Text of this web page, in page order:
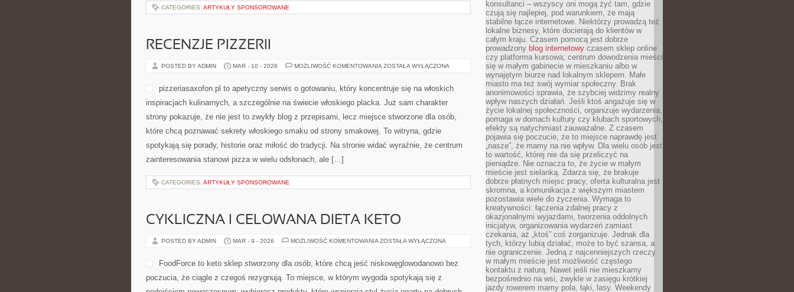
CATEGORIES: ARTYKUŁY SPONSOROWANE
RECENZJE PIZZERII
POSTED BY ADMIN MAR - 10 - 2026 MOŻLIWOŚĆ KOMENTOWANIA RECENZJE
ZOSTAŁA WYŁĄCZONA
pizzeriasaxofon.pl to apetyczny serwis o gotowaniu, który koncentruje się na włoskich
inspiracjach kulinarnych, a szczególnie na świecie włoskiego placka. Już sam charakter
strony pokazuje, że nie jest to zwykły blog z przepisami, lecz miejsce stworzone dla osób,
które chcą poznawać sekrety włoskiego smaku od strony smakowej. To witryna, gdzie
spotykają się porady, historie oraz miłość do tradycji. Na stronie widać wyraźnie, że centrum
zainteresowania stanowi pizza w wielu odsłonach, ale […]
CATEGORIES: ARTYKUŁY SPONSOROWANE
CYKLICZNA I CELOWANA DIETA KETO
POSTED BY ADMIN MAR - 9 - 2026 MOŻLIWOŚĆ KOMENTOWANIA CYKLICZNA
DIETA
KETO
ZOSTAŁA WYŁĄCZONA
FoodForce to keto sklep stworzony dla osób, które chcą jeść niskowęglowodanowo bez
poczucia, że ciągle z czegoś rezygnują. To miejsce, w którym wygoda spotykają się z
konsultanci – wszyscy oni mogą żyć tam, gdzie
czują się najlepiej, pod warunkiem, że mają
stabilne łącze internetowe. Niektórzy prowadzą też
lokalne biznesy, które docierają do klientów w
całym kraju. Czasem pomocą jest dobrze
prowadzony blog internetowy czasem sklep online
czy platforma kursowa; centrum dowodzenia mieści
się w małym gabinecie w mieszkaniu albo w
wynajętym biurze nad lokalnym sklepem. Małe
miasto ma też swój wymiar społeczny. Brak
anonimowości sprawia, że szybciej widzimy realny
wpływ naszych działań. Jeśli ktoś angażuje się w
życie lokalnej społeczności, organizuje wydarzenia,
pomaga w domach kultury czy klubach sportowych,
efekty są natychmiast zauważalne. Z czasem
pojawia się poczucie, że to miejsce naprawdę jest
„nasze”, że mamy na nie wpływ. Dla wielu osób jest
to wartość, której nie da się przeliczyć na
pieniądze. Nie oznacza to, że życie w małym
mieście jest sielanką. Zdarza się, że brakuje
dobrze płatnych miejsc pracy, oferta kulturalna jest
skromna, a komunikacja z większym miastem
pozostawia wiele do życzenia. Wymaga to
kreatywności: łączenia zdalnej pracy z
okazjonalnymi wyjazdami, tworzenia oddolnych
inicjatyw, organizowania wydarzeń zamiast
czekania, aż „ktoś” coś zorganizuje. Jednak dla
tych, którzy lubią działać, może to być szansa, a
nie ograniczenie. Jedną z najcenniejszych rzeczy
w małym mieście jest możliwość częstego
kontaktu z naturą. Nawet jeśli nie mieszkamy
bezpośrednio na wsi, zwykle w zasięgu krótkiej
jazdy rowerem mamy pola, łąki, lasy. Weekendy